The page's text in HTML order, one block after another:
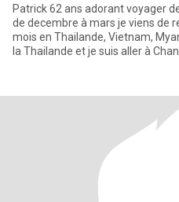
Patrick 62 ans adorant voyager
de decembre à mars je viens de
mois en Thailande, Vietnam,
la Thailande et je suis aller à